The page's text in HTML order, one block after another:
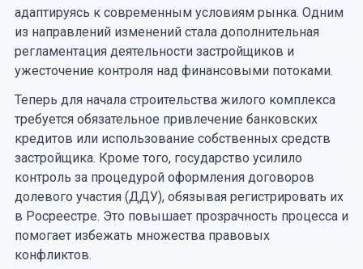
адаптируясь к современным условиям рынка. Одним
из направлений изменений стала дополнительная
регламентация деятельности застройщиков и
ужесточение контроля над финансовыми потоками.
Теперь для начала строительства жилого комплекса
требуется обязательное привлечение банковских
кредитов или использование собственных средств
застройщика. Кроме того, государство усилило
контроль за процедурой оформления договоров
долевого участия (ДДУ), обязывая регистрировать их
в Росреестре. Это повышает прозрачность процесса и
помогает избежать множества правовых
конфликтов.